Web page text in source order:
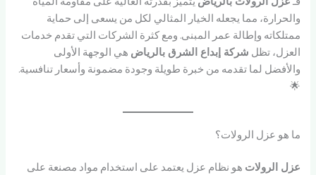
والحرارة، مما يجعله الخيار المثالي لكل من يسعى إلى حماية
ممتلكاته وإطالة عمر المبنى. ومع كثرة الشركات التي تقدم خدمات
العزل، تظل شركة إبداع الشرق بالرياض هي الوجهة الأولى
والأفضل لما تقدمه من خبرة طويلة وجودة مضمونة وأسعار تنافسية.
🌟
ما هو عزل الرولات؟
عزل الرولات هو نظام عزل يعتمد على استخدام مواد مصنعة على